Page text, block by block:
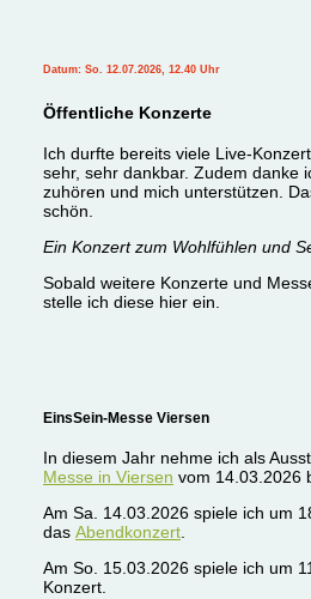
Datum: So. 12.07.2026, 12.40 Uhr
Öffentliche Konzerte
Ich durfte bereits viele Live-
sehr, sehr dankbar. Zudem danke
zuhören und mich unterstützen.
schön.
Ein Konzert zum Wohlfühlen und
Sobald weitere Konzerte und
stelle ich diese hier ein.
EinsSein-Messe Viersen
In diesem Jahr nehme ich als
Messe in Viersen vom 14.03.2026
Am Sa. 14.03.2026 spiele ich um
das Abendkonzert.
Am So. 15.03.2026 spiele ich um
Konzert.